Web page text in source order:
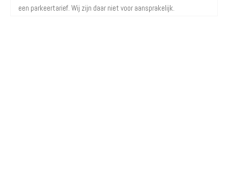
een parkeertarief. Wij zijn daar niet voor aansprakelijk.